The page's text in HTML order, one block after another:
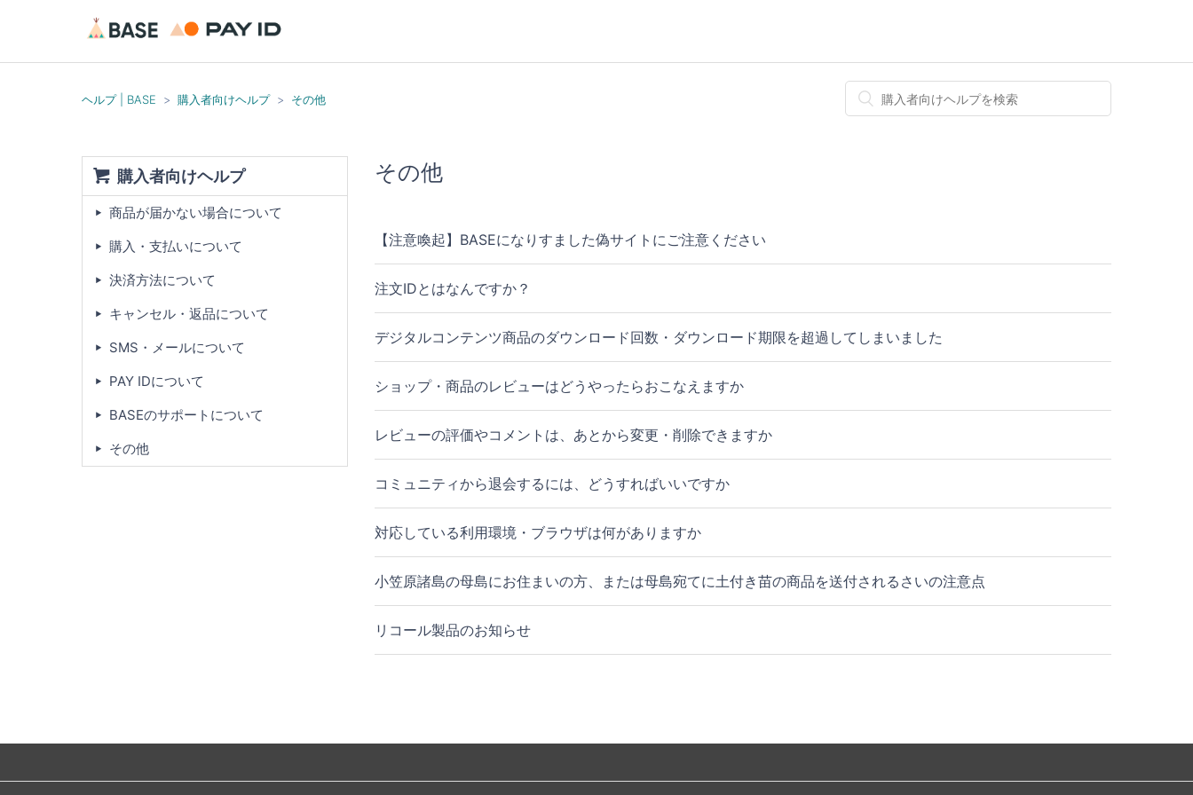
ヘルプ | BASE 購入者向けヘルプ その他
その他
【注意喚起】BASEになりすました偽サイトにご注意ください
注文IDとはなんですか？
デジタルコンテンツ商品のダウンロード回数・ダウンロード期限を超過してしまいました
ショップ・商品のレビューはどうやったらおこなえますか
レビューの評価やコメントは、あとから変更・削除できますか
コミュニティから退会するには、どうすればいいですか
対応している利用環境・ブラウザは何がありますか
小笠原諸島の母島にお住まいの方、または母島宛てに土付き苗の商品を送付されるさいの注意点
リコール製品のお知らせ
購入者向けヘルプ
商品が届かない場合について
購入・支払いについて
決済方法について
キャンセル・返品について
SMS・メールについて
PAY IDについて
BASEのサポートについて
その他